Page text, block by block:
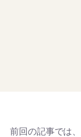
前回の記事では、